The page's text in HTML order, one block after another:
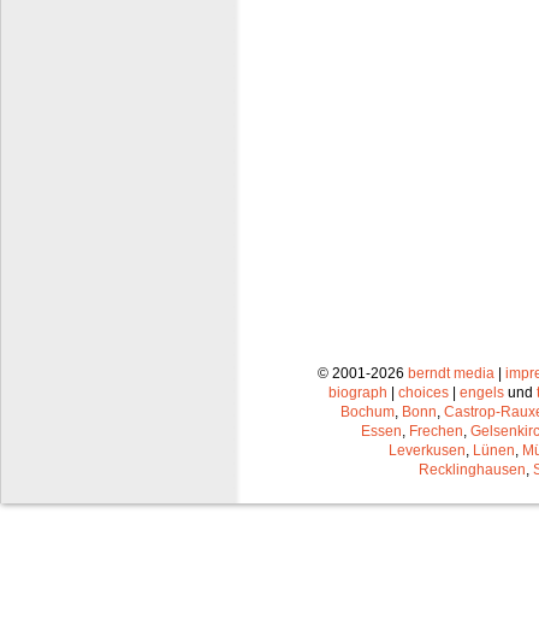
© 2001-2026 berndt media |
biograph | choices | engels und
Bochum Bonn Castrop-
Essen Frechen
Leverkusen Lünen
Recklinghausen